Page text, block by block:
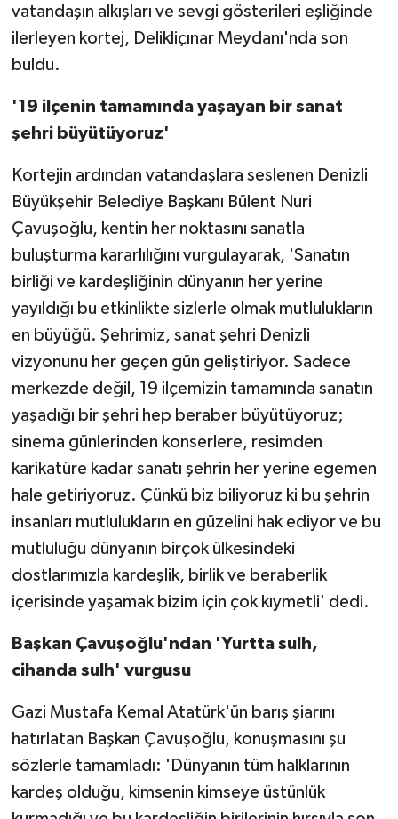
vatandaşın alkışları ve sevgi gösterileri eşliğinde
ilerleyen kortej, Delikliçınar Meydanı'nda son
buldu.
'19 ilçenin tamamında yaşayan bir sanat
şehri büyütüyoruz'
Kortejin ardından vatandaşlara seslenen Denizli
Büyükşehir Belediye Başkanı Bülent Nuri
Çavuşoğlu, kentin her noktasını sanatla
buluşturma kararlılığını vurgulayarak, 'Sanatın
birliği ve kardeşliğinin dünyanın her yerine
yayıldığı bu etkinlikte sizlerle olmak mutlulukların
en büyüğü. Şehrimiz, sanat şehri Denizli
vizyonunu her geçen gün geliştiriyor. Sadece
merkezde değil, 19 ilçemizin tamamında sanatın
yaşadığı bir şehri hep beraber büyütüyoruz;
sinema günlerinden konserlere, resimden
karikatüre kadar sanatı şehrin her yerine egemen
hale getiriyoruz. Çünkü biz biliyoruz ki bu şehrin
insanları mutlulukların en güzelini hak ediyor ve bu
mutluluğu dünyanın birçok ülkesindeki
dostlarımızla kardeşlik, birlik ve beraberlik
içerisinde yaşamak bizim için çok kıymetli' dedi.
Başkan Çavuşoğlu'ndan 'Yurtta sulh,
cihanda sulh' vurgusu
Gazi Mustafa Kemal Atatürk'ün barış şiarını
hatırlatan Başkan Çavuşoğlu, konuşmasını şu
sözlerle tamamladı: 'Dünyanın tüm halklarının
kardeş olduğu, kimsenin kimseye üstünlük